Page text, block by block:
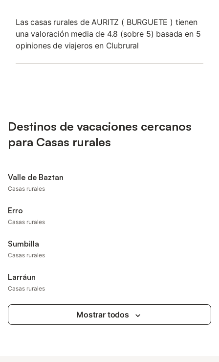
Las casas rurales de AURITZ ( BURGUETE ) tienen
una valoración media de 4.8 (sobre 5) basada en 5
opiniones de viajeros en Clubrural
Destinos de vacaciones cercanos
para Casas rurales
Valle de Baztan
Casas rurales
Erro
Casas rurales
Sumbilla
Casas rurales
Larráun
Casas rurales
Mostrar todos